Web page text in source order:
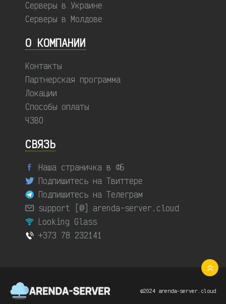
Серверы в Украине
Серверы в Молдове
О КОМПАНИИ
Контакты
Партнерская программа
Локации
Способы оплаты
ЧЗВО
СВЯЗЬ
Наша страничка в ФБ
Подпишитесь на Твиттере
Подпишитесь на Телеграм
support [@] arenda-server.cloud
Looking Glass
+373 78 232141
©2024 arenda-server.cloud